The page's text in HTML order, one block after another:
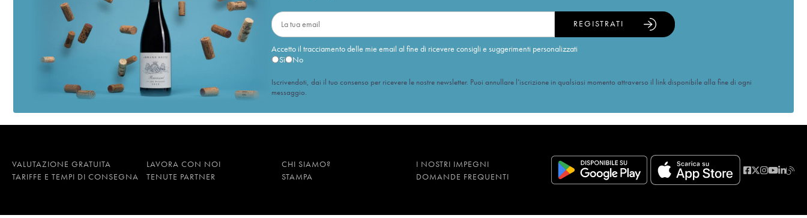
Accetto il tracciamento delle mie email al fine di ricevere consigli e suggerimenti personalizzati
Sì
No
REGISTRATI
Iscrivendoti, dai il tuo consenso per ricevere le nostre newsletter. Puoi annullare l’iscrizione in qualsiasi momento attraverso il link disponibile alla fine di ogni
messaggio.
VALUTAZIONE GRATUITA LAVORA CON NOI CHI SIAMO?
I NOSTRI IMPEGNI
TARIFFE E TEMPI DI CONSEGNA
TENUTE PARTNER STAMPA DOMANDE FREQUENTI